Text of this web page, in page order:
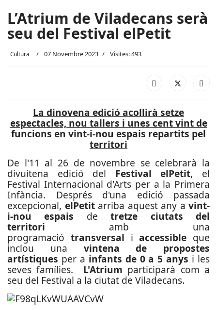
L’Atrium de Viladecans serà
seu del Festival elPetit
Cultura 07 Novembre 2023 Visites: 493
La dinovena edició acollirà setze
espectacles, nou tallers i unes cent vint de
funcions en vint-i-nou espais repartits pel
territori
De l'11 al 26 de novembre se celebrarà la
divuitena edició del Festival elPetit, el
Festival Internacional d'Arts per a la Primera
Infància. Després d'una edició passada
excepcional, elPetitarriba aquest any a vint-
i-nou espais detretze ciutats del
territori amb una
programació transversal iaccessible que
inclou una vintena de propostes
artístiques per a infants de 0 a 5 anys i les
seves famílies. L'Atrium participarà com a
seu del Festival a la ciutat de Viladecans.